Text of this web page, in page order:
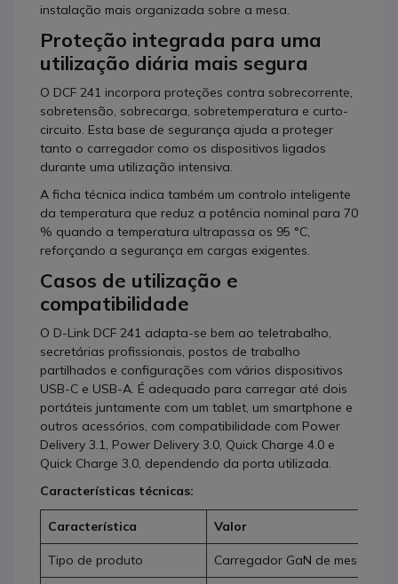
instalação mais organizada sobre a mesa.
Proteção integrada para uma
utilização diária mais segura
O DCF 241 incorpora proteções contra sobrecorrente,
sobretensão, sobrecarga, sobretemperatura e curto-
circuito. Esta base de segurança ajuda a proteger
tanto o carregador como os dispositivos ligados
durante uma utilização intensiva.
A ficha técnica indica também um controlo inteligente
da temperatura que reduz a potência nominal para 70
% quando a temperatura ultrapassa os 95 °C,
reforçando a segurança em cargas exigentes.
Casos de utilização e
compatibilidade
O D-Link DCF 241 adapta-se bem ao teletrabalho,
secretárias profissionais, postos de trabalho
partilhados e configurações com vários dispositivos
USB-C e USB-A. É adequado para carregar até dois
portáteis juntamente com um tablet, um smartphone e
outros acessórios, com compatibilidade com Power
Delivery 3.1, Power Delivery 3.0, Quick Charge 4.0 e
Quick Charge 3.0, dependendo da porta utilizada.
Características técnicas:
Característica Valor
Tipo de produto Carregador GaN de mesa